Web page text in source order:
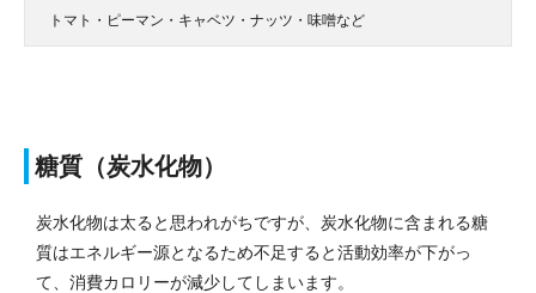
トマト・ピーマン・キャベツ・ナッツ・味噌など
糖質（炭水化物）
炭水化物は太ると思われがちですが、炭水化物に含まれる糖
質はエネルギー源となるため不足すると活動効率が下がっ
て、消費カロリーが減少してしまいます。